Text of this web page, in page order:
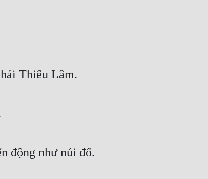
Thiếu Lâm.
động như núi đổ.